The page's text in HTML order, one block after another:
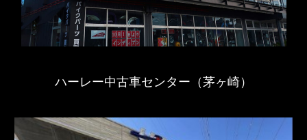
ハーレー中古車センター（茅ヶ崎）